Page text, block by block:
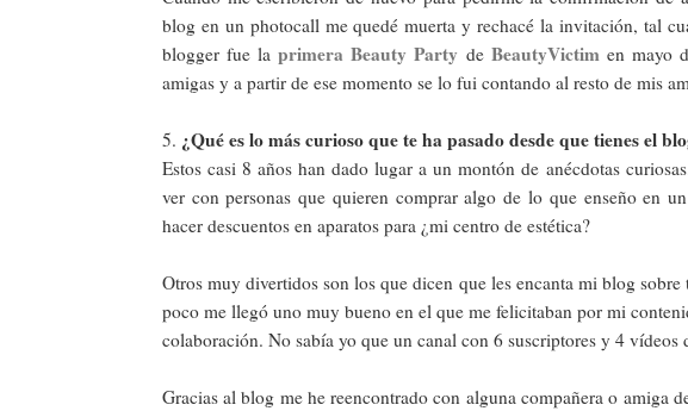
blog en un photocall me quedé muerta y rechacé la invitación, tal
blogger fue laprimera Beauty Party de BeautyVictim en mayo
amigas y a partir de ese momento se lo fui contando al resto de mis
5. ¿Qué es lo más curioso que te ha pasado desde que tienes el
Estos casi 8 años han dado lugar a un montón de anécdotas
ver con personas que quieren comprar algo de lo que enseño en
hacer descuentos en aparatos para ¿mi centro de estética?
Otros muy divertidos son los que dicen que les encanta mi blog
poco me llegó uno muy bueno en el que me felicitaban por mi
colaboración. No sabía yo que un canal con 6 suscriptores y 4 vídeos
Gracias al blog me he reencontrado con alguna compañera o amiga